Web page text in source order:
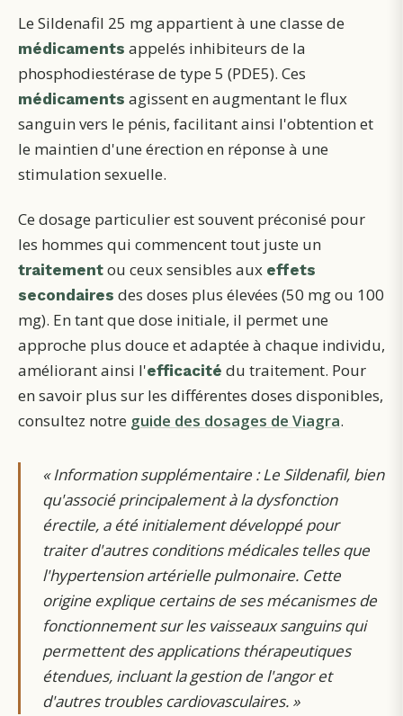
Le Sildenafil 25 mg appartient à une classe de
médicaments appelés inhibiteurs de la
phosphodiestérase de type 5 (PDE5). Ces
médicaments agissent en augmentant le flux
sanguin vers le pénis, facilitant ainsi l'obtention et
le maintien d'une érection en réponse à une
stimulation sexuelle.
Ce dosage particulier est souvent préconisé pour
les hommes qui commencent tout juste un
traitement ou ceux sensibles aux effets
secondaires des doses plus élevées (50 mg ou 100
mg). En tant que dose initiale, il permet une
approche plus douce et adaptée à chaque individu,
améliorant ainsi l'efficacité du traitement. Pour
en savoir plus sur les différentes doses disponibles,
consultez notre guide des dosages de Viagra.
«Information supplémentaire : Le Sildenafil, bien
qu'associé principalement à la dysfonction
érectile, a été initialement développé pour
traiter d'autres conditions médicales telles que
l'hypertension artérielle pulmonaire. Cette
origine explique certains de ses mécanismes de
fonctionnement sur les vaisseaux sanguins qui
permettent des applications thérapeutiques
étendues, incluant la gestion de l'angor et
d'autres troubles cardiovasculaires. »